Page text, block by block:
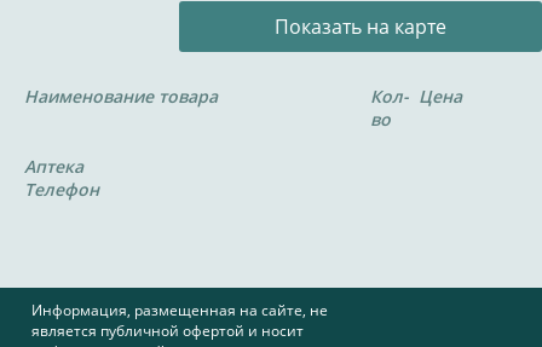
Показать на карте
Наименование товара
Кол-
во
Цена
Аптека
Телефон
Информация, размещенная на сайте, не
является публичной офертой и носит